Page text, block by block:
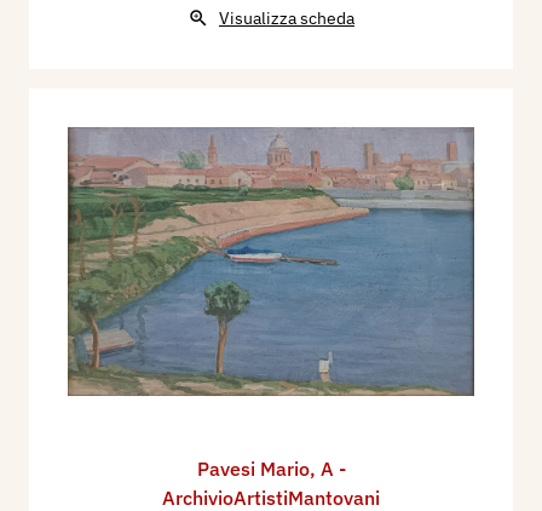
Visualizza scheda
Pavesi Mario, A -
ArchivioArtistiMantovani